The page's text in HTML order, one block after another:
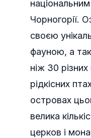
Чорногорії.
своєю
фауною, а
ніж 30
рідкісних
островах
велика
церков і